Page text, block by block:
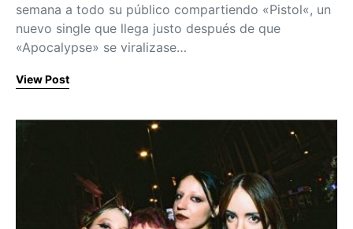
semana a todo su público compartiendo «Pistol«, un
nuevo single que llega justo después de que
«Apocalypse» se viralizase…
View Post